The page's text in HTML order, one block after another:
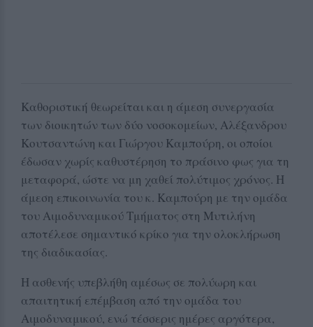
Καθοριστική θεωρείται και η άμεση συνεργασία
των διοικητών των δύο νοσοκομείων, Αλέξανδρου
Κουτσαντώνη και Γιώργου Καμπούρη, οι οποίοι
έδωσαν χωρίς καθυστέρηση το πράσινο φως για τη
μεταφορά, ώστε να μη χαθεί πολύτιμος χρόνος. Η
άμεση επικοινωνία του κ. Καμπούρη με την ομάδα
του Αιμοδυναμικού Τμήματος στη Μυτιλήνη
αποτέλεσε σημαντικό κρίκο για την ολοκλήρωση
της διαδικασίας.
Η ασθενής υπεβλήθη αμέσως σε πολύωρη και
απαιτητική επέμβαση από την ομάδα του
Αιμοδυναμικού, ενώ τέσσερις ημέρες αργότερα,